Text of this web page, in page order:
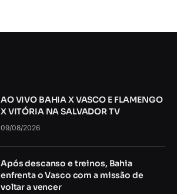
AO VIVO BAHIA X VASCO E FLAMENGO
X VITÓRIA NA SALVADOR TV
09/08/2026
Após descanso e treinos, Bahia
enfrenta o Vasco com a missão de
voltar a vencer